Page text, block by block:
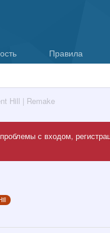
Правила
Hill | Remake
с входом,